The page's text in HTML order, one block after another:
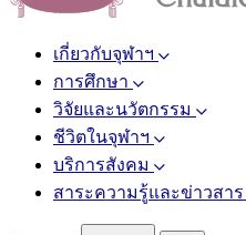
เกี่ยวกับจุฬาฯ
การศึกษา
วิจัยและนวัตกรรม
ชีวิตในจุฬาฯ
บริการสังคม
สาระความรู้และข่าวสาร